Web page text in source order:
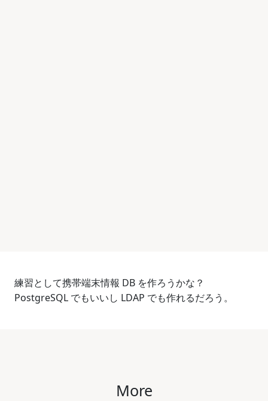
練習として携帯端末情報 DB を作ろうかな？
PostgreSQL でもいいし LDAP でも作れるだろう。
More